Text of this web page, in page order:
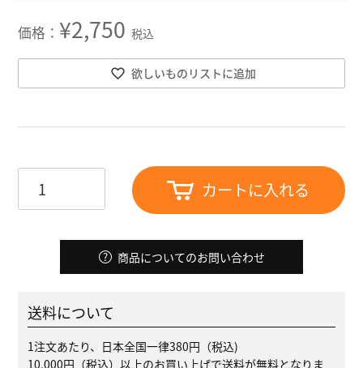
¥2,750 税込
欲しいものリストに追加
カートに入れる
商品についてのお問い合わせ
送料について
1注文あたり、日本全国一律380円（税込)
10,000円（税込）以上のお買い上げで送料が無料となりま